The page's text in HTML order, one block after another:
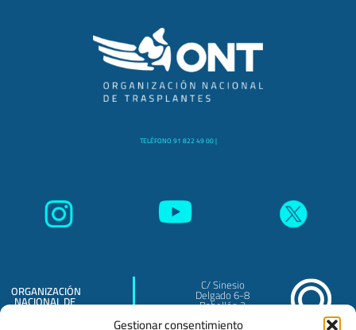
Gestionar consentimiento
TELÉFONO 91 822 49 00 |
ORGANIZACIÓN
NACIONAL DE
C/ Sinesio
Delgado 6-8
Pabellón 3